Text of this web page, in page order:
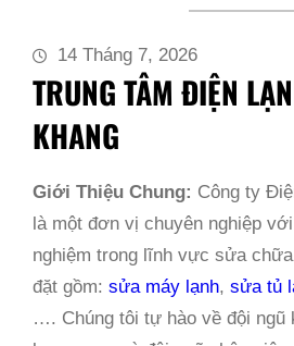
14 Tháng 7, 2026
TRUNG TÂM ĐIỆN
KHANG
Giới Thiệu Chung: Công ty
là một đơn vị chuyên nghiệp
nghiệm trong lĩnh vực sửa
đặt gồm: sửa máy lạnh, sửa tủ
…. Chúng tôi tự hào về đội ngũ